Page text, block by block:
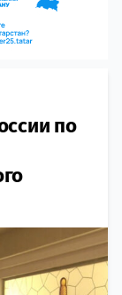
по